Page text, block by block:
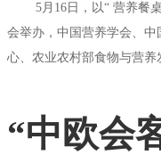
5月16日，以“ 营养餐桌
会举办，中国营养学会、
心、农业农村部食物与营
“中欧会